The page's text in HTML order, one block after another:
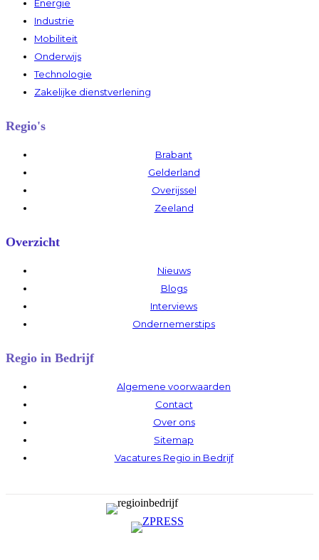
Energie
Industrie
Mobiliteit
Onderwijs
Technologie
Zakelijke dienstverlening
Regio's
Brabant
Gelderland
Overijssel
Zeeland
Overzicht
Nieuws
Blogs
Interviews
Ondernemerstips
Regio in Bedrijf
Algemene voorwaarden
Contact
Over ons
Sitemap
Vacatures Regio in Bedrijf